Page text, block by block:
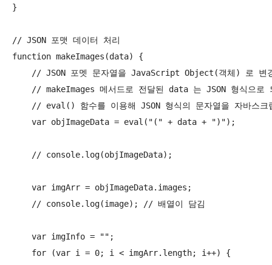
}
// JSON 포맷 데이터 처리
function makeImages(data) {
// JSON 포멧 문자열을 JavaScript Object(객체) 로 변
// makeImages 메서드로 전달된 data 는 JSON 형식으로
// eval() 함수를 이용해 JSON 형식의 문자열을 자바스크
    var objImageData = eval("(" + data + ")");
    // console.log(objImageData);
    var imgArr = objImageData.images;
    // console.log(image); // 배열이 담김
    var imgInfo = "";
    for (var i = 0; i < imgArr.length; i++) {